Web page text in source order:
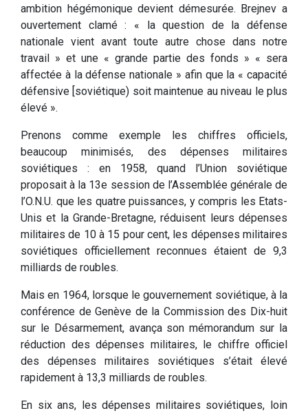
ambition hégémonique devient démesurée. Brejnev a
ouvertement clamé : « la question de la défense
nationale vient avant toute autre chose dans notre
travail » et une « grande partie des fonds » « sera
affectée à la défense nationale » afin que la « capacité
défensive [soviétique) soit maintenue au niveau le plus
élevé ».
Prenons comme exemple les chiffres officiels,
beaucoup minimisés, des dépenses militaires
soviétiques : en 1958, quand l’Union soviétique
proposait à la 13e session de l’Assemblée générale de
l’O.N.U. que les quatre puissances, y compris les Etats-
Unis et la Grande-Bretagne, réduisent leurs dépenses
militaires de 10 à 15 pour cent, les dépenses militaires
soviétiques officiellement reconnues étaient de 9,3
milliards de roubles.
Mais en 1964, lorsque le gouvernement soviétique, à la
conférence de Genève de la Commission des Dix-huit
sur le Désarmement, avança son mémorandum sur la
réduction des dépenses militaires, le chiffre officiel
des dépenses militaires soviétiques s’était élevé
rapidement à 13,3 milliards de roubles.
En six ans, les dépenses militaires soviétiques, loin